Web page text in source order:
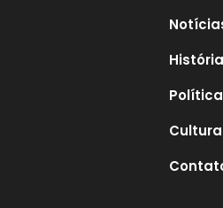
História
Política
Cultura